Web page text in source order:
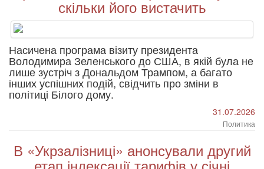
скільки його вистачить
Насичена програма візиту президента
Володимира Зеленського до США, в якій була не
лише зустріч з Дональдом Трампом, а багато
інших успішних подій, свідчить про зміни в
політиці Білого дому.
31.07.2026
Политика
В «Укрзалізниці» анонсували другий